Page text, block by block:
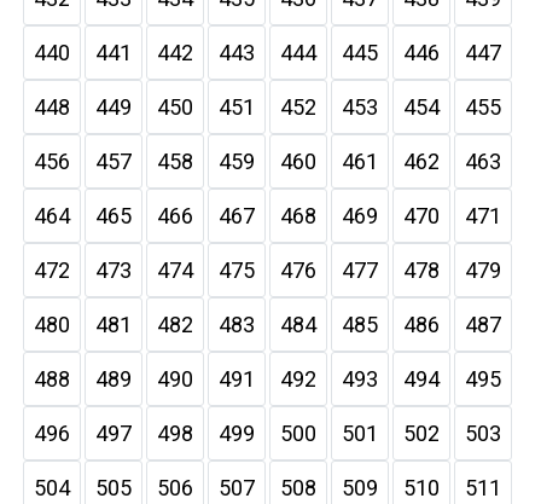
440 441 442 443 444 445 446 447
448 449 450 451 452 453 454 455
456 457 458 459 460 461 462 463
464 465 466 467 468 469 470 471
472 473 474 475 476 477 478 479
480 481 482 483 484 485 486 487
488 489 490 491 492 493 494 495
496 497 498 499 500 501 502 503
504 505 506 507 508 509 510 511